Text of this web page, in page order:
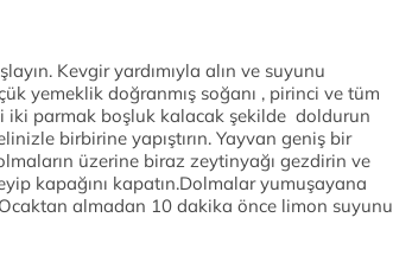
Kevgir yardımıyla alın ve suyunu
yemeklik doğranmış soğanı , pirinci ve tüm
iki parmak boşluk kalacak şekilde doldurun
birbirine yapıştırın. Yayvan geniş bir
üzerine biraz zeytinyağı gezdirin ve
kapağını kapatın.Dolmalar yumuşayana
almadan 10 dakika önce limon suyunu